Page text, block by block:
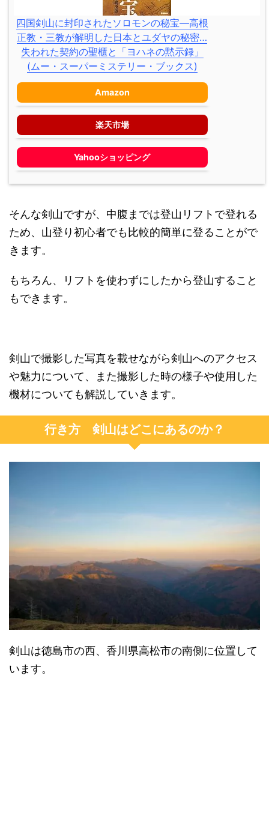
四国剣山に封印されたソロモンの秘宝―高根
正教・三教が解明した日本とユダヤの秘密…
失われた契約の聖櫃と「ヨハネの黙示録」
(ムー・スーパーミステリー・ブックス)
Amazon
楽天市場
Yahooショッピング
そんな剣山ですが、中腹までは登山リフトで登れる
ため、山登り初心者でも比較的簡単に登ることがで
きます。
もちろん、リフトを使わずにしたから登山すること
もできます。
剣山で撮影した写真を載せながら剣山へのアクセス
や魅力について、また撮影した時の様子や使用した
機材についても解説していきます。
行き方 剣山はどこにあるのか？
剣山は徳島市の西、香川県高松市の南側に位置して
います。